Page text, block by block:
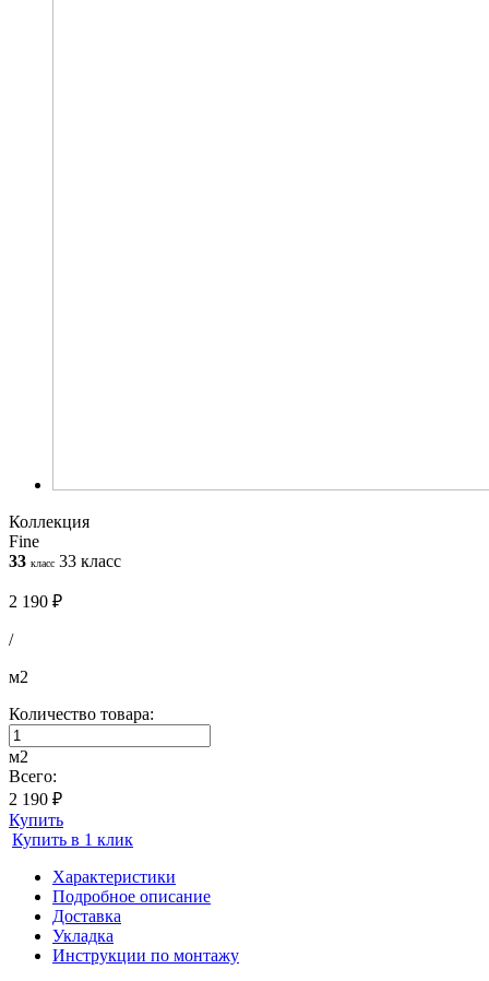
Коллекция
Fine
33 класс 33 класс
2 190 ₽
/
м2
Количество товара:
м2
Всего:
2 190 ₽
Купить
Купить в 1 клик
Характеристики
Подробное описание
Доставка
Укладка
Инструкции по монтажу